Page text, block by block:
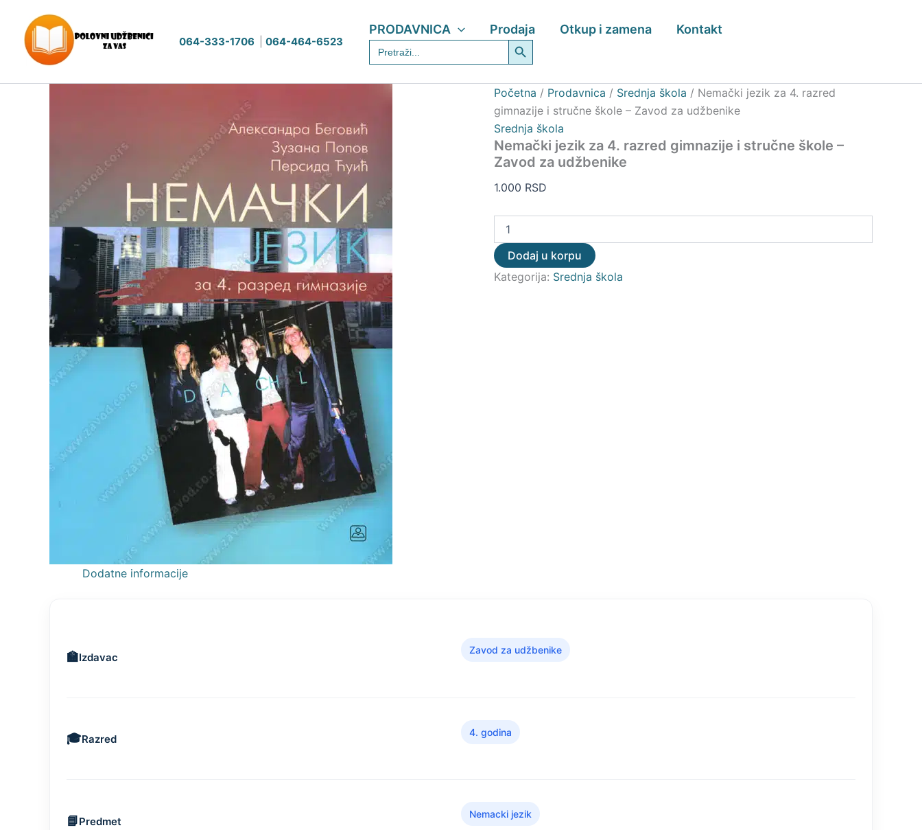
sadržaj
064-333-1706 064-464-6523
PRODAVNICA Prodaja Otkup i zamena Kontakt
Search
for:
Search Button
Početna / Prodavnica / Srednja škola / Nemački jezik za 4. razred
gimnazije i stručne škole – Zavod za udžbenike
Srednja škola
Nemački jezik za 4. razred gimnazije i stručne škole –
Zavod za udžbenike
1.000 RSD
za
i
škole
-
Zavod
za
udžbenike
količina
Dodaj u korpu
Kategorija: Srednja škola
Dodatne informacije
Izdavac
Zavod za udžbenike
Razred
4. godina
Predmet
Nemacki jezik